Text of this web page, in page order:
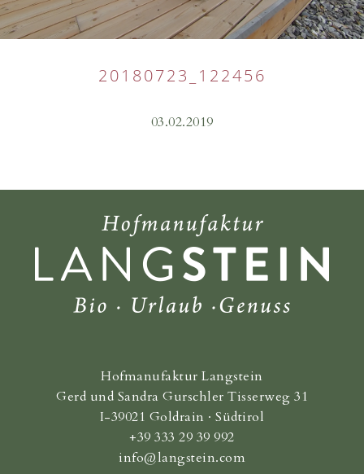
20180723_122456
03.02.2019
Hofmanufaktur Langstein
Gerd und Sandra Gurschler Tisserweg 31
I-39021 Goldrain · Südtirol
+39 333 29 39 992
info@langstein.com